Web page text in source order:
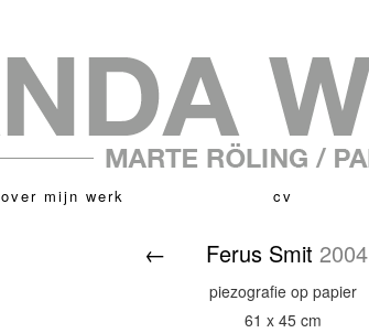
over mijn werk cv
← Ferus Smit 2004
piezografie op papier
61 x 45 cm